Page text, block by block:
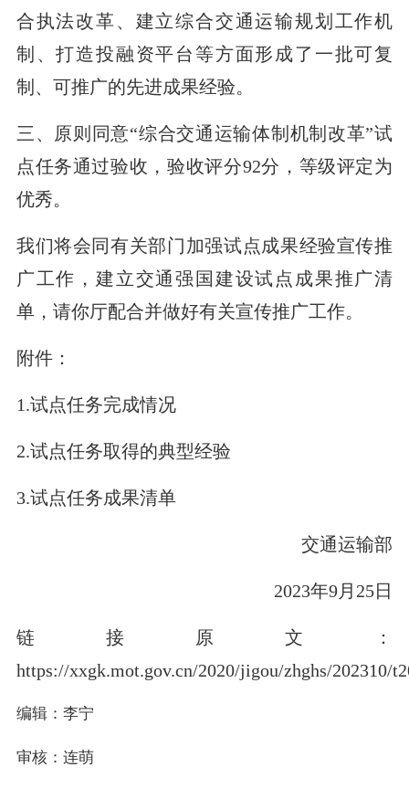
合执法改革、建立综合交通运输规划工作机
制、打造投融资平台等方面形成了一批可复
制、可推广的先进成果经验。
三、原则同意“综合交通运输体制机制改革”试
点任务通过验收，验收评分92分，等级评定为
优秀。
我们将会同有关部门加强试点成果经验宣传推
广工作，建立交通强国建设试点成果推广清
单，请你厅配合并做好有关宣传推广工作。
附件：
1.试点任务完成情况
2.试点任务取得的典型经验
3.试点任务成果清单
交通运输部
2023年9月25日
链接原文：
https://xxgk.mot.gov.cn/2020/jigou/zhghs/202310/
编辑：李宁
审核：连萌